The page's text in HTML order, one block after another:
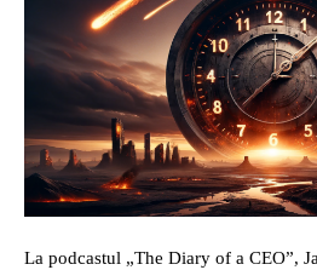
La podcastul „The Diary of a CEO”,